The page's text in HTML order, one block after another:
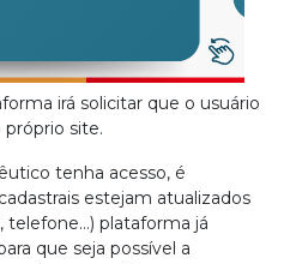
irá solicitar que o usuário
próprio site.
tenha acesso, é
estejam atualizados
telefone…) plataforma já
que seja possível a